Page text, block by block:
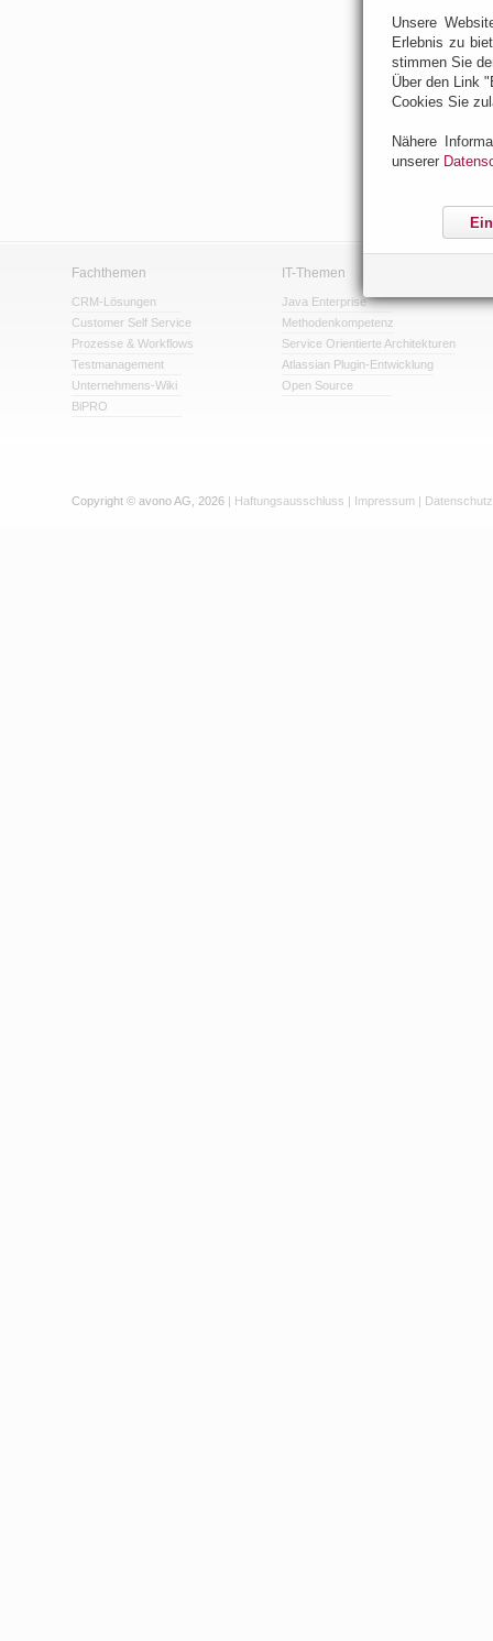
Fachthemen
CRM-Lösungen
Customer Self Service
Prozesse & Workflows
Testmanagement
Unternehmens-Wiki
BiPRO
IT-Themen
Java Enterprise
Methodenkompetenz
Service Orientierte Architekturen
Atlassian Plugin-Entwicklung
Open Source
Copyright © avono AG, 2026 | Haftungsausschluss | Impressum | Datenschutz
Unsere
Erlebnis zu
stimmen Sie
Über den Link
Cookies Sie
Nähere
unserer